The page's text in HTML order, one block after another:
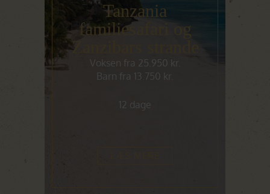
Tanzania
familiesafari og
Zanzibars strande
Voksen fra 25.950 kr.
Barn fra 13.750 kr.
12 dage